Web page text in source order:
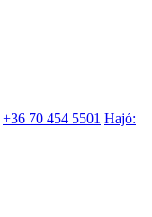
+36 70 454 5501 Hajó: